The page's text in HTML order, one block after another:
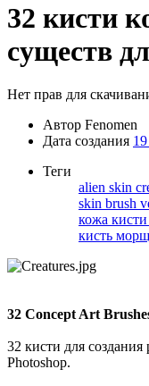
32 кисти
существ
Нет прав для
Автор Fenomen
Дата создания
Теги
alien skin
skin brush
кожа
кисть
32 Concept Art
32 кисти для
Photoshop.